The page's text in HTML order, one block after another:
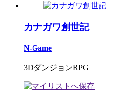
カナガワ創世記
N-Game
3DダンジョンRPG